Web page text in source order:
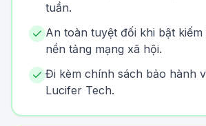
tuần.
An toàn tuyệt đối khi bật
nền tảng mạng xã hội.
Đi kèm chính sách bảo hành
Lucifer Tech.